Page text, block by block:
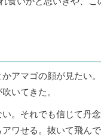
アマゴの顔が見たい
いてきた。
。それでも信じて丹
ワせる。抜いて飛ん